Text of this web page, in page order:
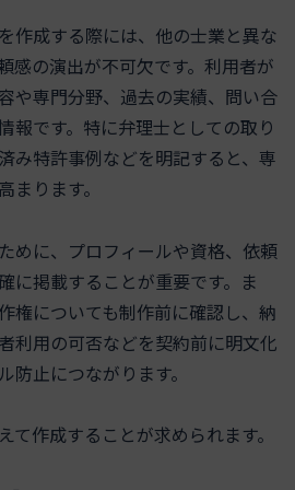
作成する際には、他の士業と異な
感の演出が不可欠です。利用者が
や専門分野、過去の実績、問い合
報です。特に弁理士としての取り
み特許事例などを明記すると、専
まります。
めに、プロフィールや資格、依頼
に掲載することが重要です。ま
権についても制作前に確認し、納
利用の可否などを契約前に明文化
防止につながります。
て作成することが求められます。